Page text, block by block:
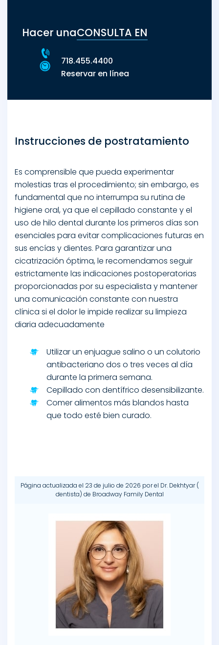
Hacer unaCONSULTA EN
718.455.4400
Reservar en línea
Instrucciones de postratamiento
Es comprensible que pueda experimentar
molestias tras el procedimiento; sin embargo, es
fundamental que no interrumpa su rutina de
higiene oral, ya que el cepillado constante y el
uso de hilo dental durante los primeros días son
esenciales para evitar complicaciones futuras en
sus encías y dientes. Para garantizar una
cicatrización óptima, le recomendamos seguir
estrictamente las indicaciones postoperatorias
proporcionadas por su especialista y mantener
una comunicación constante con nuestra
clínica si el dolor le impide realizar su limpieza
diaria adecuadamente
Utilizar un enjuague salino o un colutorio
antibacteriano dos o tres veces al día
durante la primera semana.
Cepillado con dentífrico desensibilizante.
Comer alimentos más blandos hasta
que todo esté bien curado.
Página actualizada el 23 de julio de 2026 porel Dr. Dekhtyar(
dentista) de Broadway Family Dental